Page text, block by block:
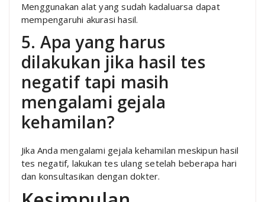
Menggunakan alat yang sudah kadaluarsa dapat
mempengaruhi akurasi hasil.
5. Apa yang harus
dilakukan jika hasil tes
negatif tapi masih
mengalami gejala
kehamilan?
Jika Anda mengalami gejala kehamilan meskipun hasil
tes negatif, lakukan tes ulang setelah beberapa hari
dan konsultasikan dengan dokter.